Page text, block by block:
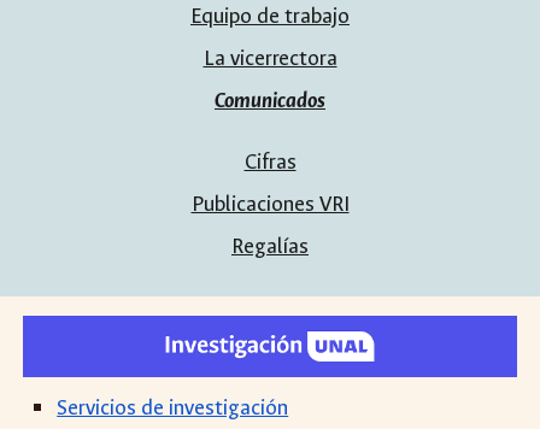
Equipo de trabajo
La vicerrectora
Comunicados
Cifras
Publicaciones VRI
Regalías
Servicios de investigación